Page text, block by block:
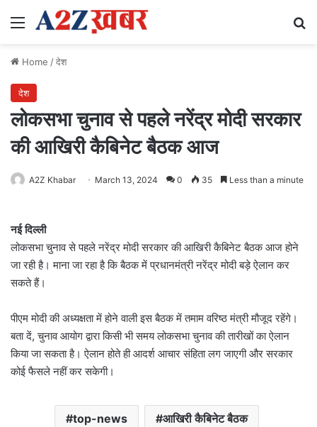
Menu
Home /देश
देश
लोकसभा चुनाव से पहले नरेंद्र मोदी सरकार
की आखिरी कैबिनेट बैठक आज
A2Z Khabar March 13, 2024 0 35 Less than a minute
नई दिल्ली
लोकसभा चुनाव से पहले नरेंद्र मोदी सरकार की आखिरी कैबिनेट बैठक आज होने
जा रही है। माना जा रहा है कि बैठक में प्रधानमंत्री नरेंद्र मोदी बड़े ऐलान कर
सकते हैं।
पीएम मोदी की अध्यक्षता में होने वाली इस बैठक में तमाम वरिष्ठ मंत्री मौजूद रहेंगे।
बता दें, चुनाव आयोग द्वारा किसी भी समय लोकसभा चुनाव की तारीखों का ऐलान
किया जा सकता है। ऐलान होते ही आदर्श आचार संहिता लग जाएगी और सरकार
कोई फैसले नहीं कर सकेगी।
top-news आखिरी कैबिनेट बैठक